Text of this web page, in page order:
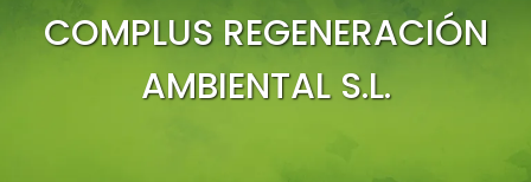
INVESTIGACIÓN
COMPLUS REGENERACIÓN
AMBIENTAL S.L.